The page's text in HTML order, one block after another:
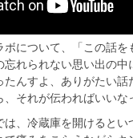
について、「この話を
忘れられない思い出の中
たんすよ、ありがたい話
それが伝わればいいな
は、冷蔵庫を開けるとい